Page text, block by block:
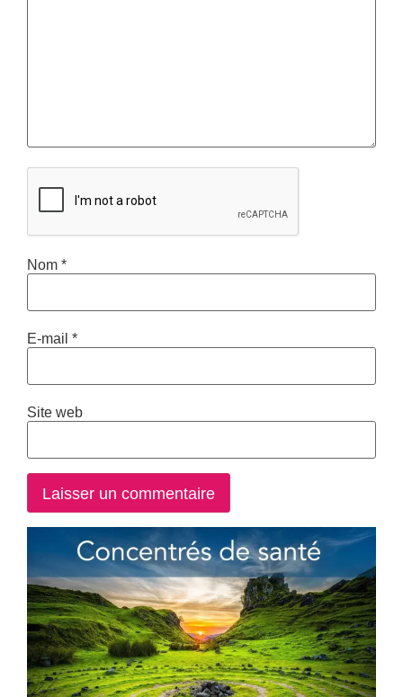
Nom*
E-mail *
Site web